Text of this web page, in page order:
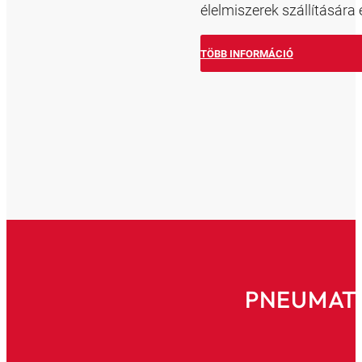
élelmiszerek szállítására
TÖBB INFORMÁCIÓ